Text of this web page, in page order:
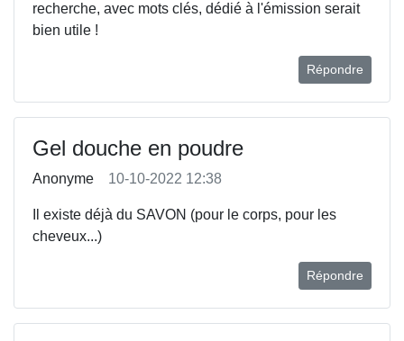
recherche, avec mots clés, dédié à l'émission serait
bien utile !
Répondre
Gel douche en poudre
Anonyme 10-10-2022 12:38
Il existe déjà du SAVON (pour le corps, pour les
cheveux...)
Répondre